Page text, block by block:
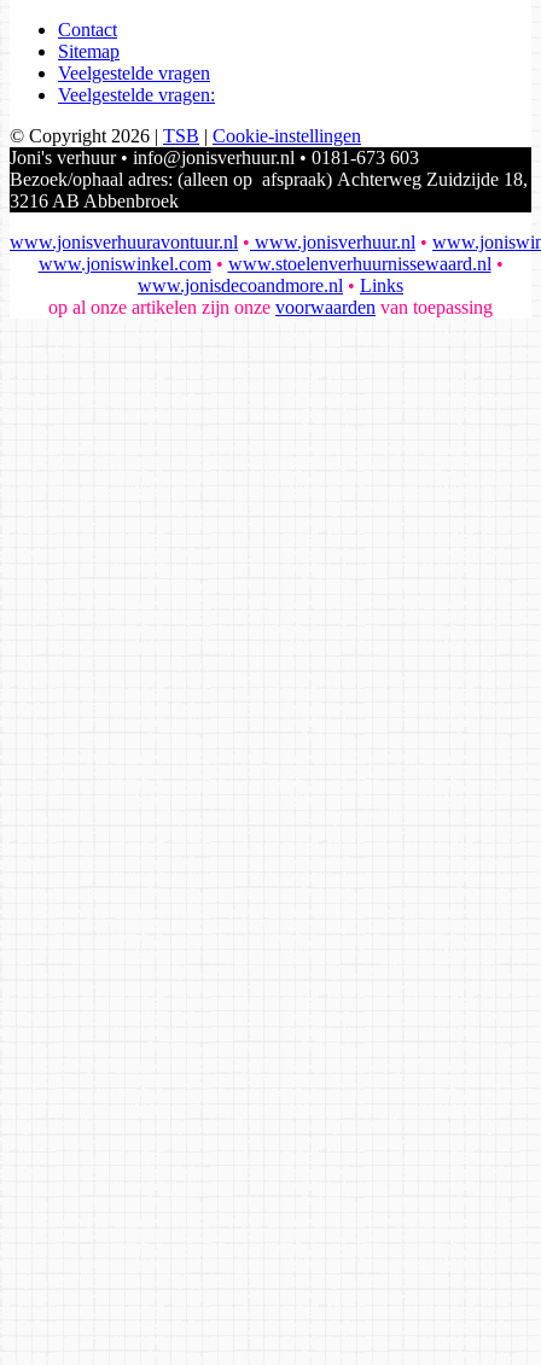
Contact
Sitemap
Veelgestelde vragen
Veelgestelde vragen:
© Copyright 2026 | TSB | Cookie-instellingen
Joni's verhuur • info@jonisverhuur.nl • 0181-673 603
Bezoek/ophaal adres: (alleen op afspraak) Achterweg Zuidzijde 18,
3216 AB Abbenbroek
www.jonisverhuuravontuur.nl • www.jonisverhuur.nl •
www.joniswinkel.com• www.stoelenverhuurnissewaard.nl •
www.jonisdecoandmore.nl • Links
op al onze artikelen zijn onze voorwaarden van toepassing